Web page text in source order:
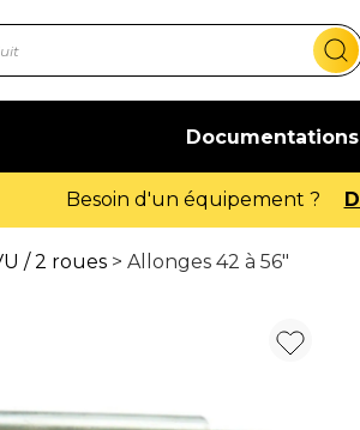
Documentations
/ 2 roues > Allonges 42 à 56"